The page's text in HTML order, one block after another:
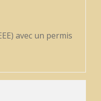
avec un permis